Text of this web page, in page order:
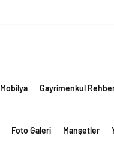
Mobilya Gayrimenkul
Foto Galeri Manşetler